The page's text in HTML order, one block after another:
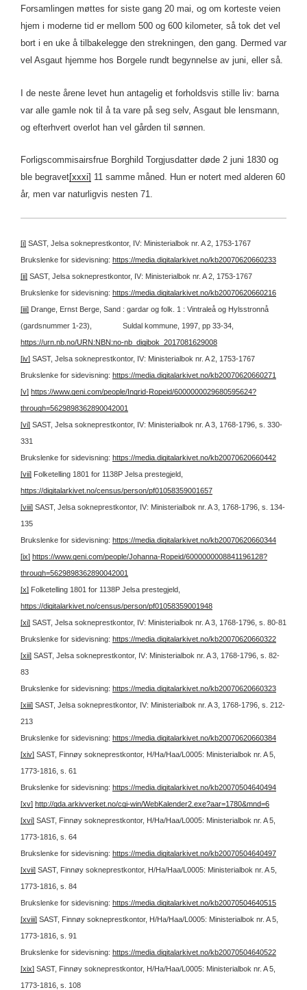
Forsamlingen møttes for siste gang 20 mai, og om korteste veien
hjem i moderne tid er mellom 500 og 600 kilometer, så tok det vel
bort i en uke å tilbakelegge den strekningen, den gang. Dermed var
vel Asgaut hjemme hos Borgele rundt begynnelse av juni, eller så.
I de neste årene levet hun antagelig et forholdsvis stille liv: barna
var alle gamle nok til å ta vare på seg selv, Asgaut ble lensmann,
og efterhvert overlot han vel gården til sønnen.
Forligscommisairsfrue Borghild Torgjusdatter døde 2 juni 1830 og
ble begravet[xxxi] 11 samme måned. Hun er notert med alderen 60
år, men var naturligvis nesten 71.
[i] SAST, Jelsa sokneprestkontor, IV: Ministerialbok nr. A 2, 1753-1767
Brukslenke for sidevisning: https://media.digitalarkivet.no/kb20070620660233
[ii] SAST, Jelsa sokneprestkontor, IV: Ministerialbok nr. A 2, 1753-1767
Brukslenke for sidevisning: https://media.digitalarkivet.no/kb20070620660216
[iii] Drange, Ernst Berge, Sand : gardar og folk. 1 : Vintraleå og Hylsstronnå
(gardsnummer 1-23), Suldal kommune, 1997, pp 33-34,
https://urn.nb.no/URN:NBN:no-nb_digibok_2017081629008
[iv] SAST, Jelsa sokneprestkontor, IV: Ministerialbok nr. A 2, 1753-1767
Brukslenke for sidevisning: https://media.digitalarkivet.no/kb20070620660271
[v] https://www.geni.com/people/Ingrid-Ropeid/6000000029680595624?
through=5629898362890042001
[vi] SAST, Jelsa sokneprestkontor, IV: Ministerialbok nr. A 3, 1768-1796, s. 330-
331
Brukslenke for sidevisning: https://media.digitalarkivet.no/kb20070620660442
[vii] Folketelling 1801 for 1138P Jelsa prestegjeld,
https://digitalarkivet.no/census/person/pf01058359001657
[viii] SAST, Jelsa sokneprestkontor, IV: Ministerialbok nr. A 3, 1768-1796, s. 134-
135
Brukslenke for sidevisning: https://media.digitalarkivet.no/kb20070620660344
[ix] https://www.geni.com/people/Johanna-Ropeid/6000000008841196128?
through=5629898362890042001
[x] Folketelling 1801 for 1138P Jelsa prestegjeld,
https://digitalarkivet.no/census/person/pf01058359001948
[xi] SAST, Jelsa sokneprestkontor, IV: Ministerialbok nr. A 3, 1768-1796, s. 80-81
Brukslenke for sidevisning: https://media.digitalarkivet.no/kb20070620660322
[xii] SAST, Jelsa sokneprestkontor, IV: Ministerialbok nr. A 3, 1768-1796, s. 82-
83
Brukslenke for sidevisning: https://media.digitalarkivet.no/kb20070620660323
[xiii] SAST, Jelsa sokneprestkontor, IV: Ministerialbok nr. A 3, 1768-1796, s. 212-
213
Brukslenke for sidevisning: https://media.digitalarkivet.no/kb20070620660384
[xiv] SAST, Finnøy sokneprestkontor, H/Ha/Haa/L0005: Ministerialbok nr. A 5,
1773-1816, s. 61
Brukslenke for sidevisning: https://media.digitalarkivet.no/kb20070504640494
[xv] http://gda.arkivverket.no/cgi-win/WebKalender2.exe?aar=1780&mnd=6
[xvi] SAST, Finnøy sokneprestkontor, H/Ha/Haa/L0005: Ministerialbok nr. A 5,
1773-1816, s. 64
Brukslenke for sidevisning: https://media.digitalarkivet.no/kb20070504640497
[xvii] SAST, Finnøy sokneprestkontor, H/Ha/Haa/L0005: Ministerialbok nr. A 5,
1773-1816, s. 84
Brukslenke for sidevisning: https://media.digitalarkivet.no/kb20070504640515
[xviii] SAST, Finnøy sokneprestkontor, H/Ha/Haa/L0005: Ministerialbok nr. A 5,
1773-1816, s. 91
Brukslenke for sidevisning: https://media.digitalarkivet.no/kb20070504640522
[xix] SAST, Finnøy sokneprestkontor, H/Ha/Haa/L0005: Ministerialbok nr. A 5,
1773-1816, s. 108